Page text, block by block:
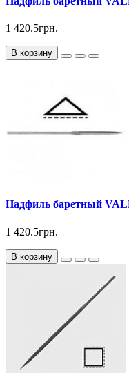
1 420.5грн.
В корзину
Надфиль баретный
1 420.5грн.
В корзину